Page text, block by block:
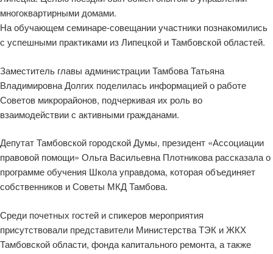
многоквартирными домами.
На обучающем семинаре-совещании участники познакомились
с успешными практиками из Липецкой и Тамбовской областей.
Заместитель главы администрации Тамбова Татьяна
Владимировна Долгих поделилась информацией о работе
Советов микрорайонов, подчеркивая их роль во
взаимодействии с активными гражданами.
Депутат Тамбовской городской Думы, президент «Ассоциации
правовой помощи» Ольга Васильевна Плотникова рассказала о
программе обучения Школа управдома, которая объединяет
собственников и Советы МКД Тамбова.
Среди почетных гостей и спикеров мероприятия
присутствовали представители Министерства ТЭК и ЖКХ
Тамбовской области, фонда капитального ремонта, а также